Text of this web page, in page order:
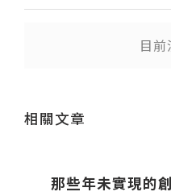
目
相關文章
那些年未實現的